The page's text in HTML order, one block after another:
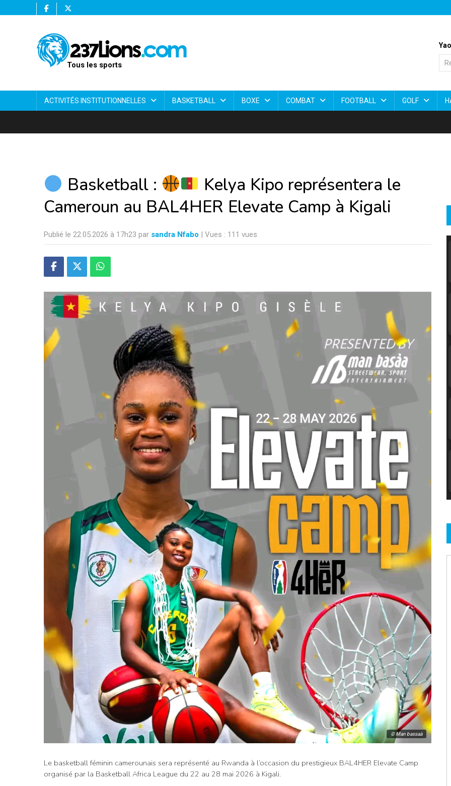
Tous les sports
ACTIVITÉS INSTITUTIONNELLES BASKETBALL BOXE COMBAT FOOTBALL GOLF
Basketball :
Kelya Kipo représentera le
Cameroun au BAL4HER Elevate Camp à Kigali
Publié le 22.05.2026 à 17h23 par sandra Nfabo | Vues : 111 vues
© Man bassaà
Le basketball féminin camerounais sera représenté au Rwanda à l’occasion du prestigieux BAL4HER Elevate Camp
organisé par la Basketball Africa League du 22 au 28 mai 2026 à Kigali.